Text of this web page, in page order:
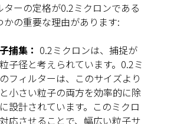
ーの定格が0.2ミクロンである
かの重要な理由があります:
捕集： 0.2ミクロンは、捕捉が
子径と考えられています。0.2ミ
フィルターは、このサイズより
小さい粒子の両方を効率的に除
設計されています。このミクロ
応させることで、幅広い粒子サ